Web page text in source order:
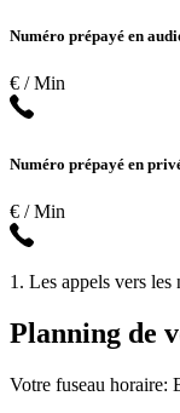
Numéro prépayé en
€ / Min
Numéro prépayé en
€ / Min
1. Les appels vers
Planning de
Votre fuseau horaire: